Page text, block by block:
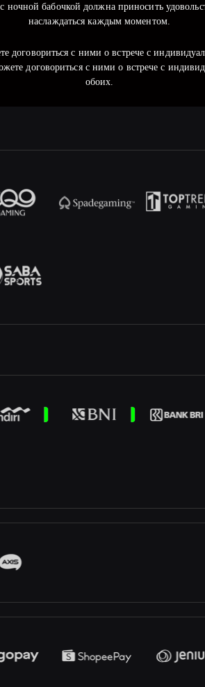
ночной бабочкой должна приносить
наслаждаться каждым моментом.
договориться с ними о встрече с
договориться с ними о встрече с
обоих.